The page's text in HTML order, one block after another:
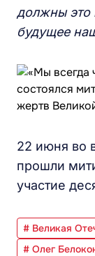
должны это
будущее
22 июня во
прошли
участие
# Великая
# Олег